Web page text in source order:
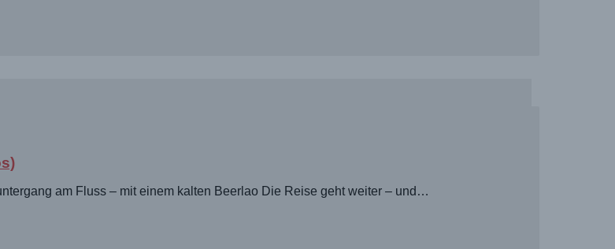
am Fluss – mit einem kalten Beerlao Die Reise geht weiter – und…